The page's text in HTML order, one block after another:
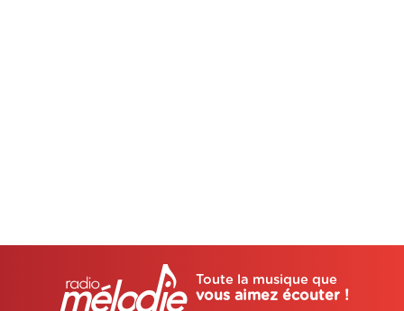
Toute la musique que
vous aimez écouter !